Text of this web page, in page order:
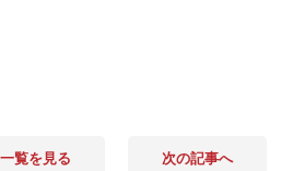
一覧を見る 次の記事へ